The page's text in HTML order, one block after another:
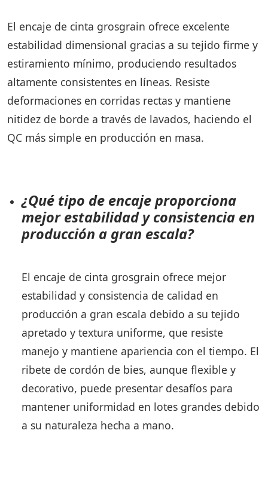
El encaje de cinta grosgrain ofrece excelente
estabilidad dimensional gracias a su tejido firme y
estiramiento mínimo, produciendo resultados
altamente consistentes en líneas. Resiste
deformaciones en corridas rectas y mantiene
nitidez de borde a través de lavados, haciendo el
QC más simple en producción en masa.
¿Qué tipo de encaje proporciona
mejor estabilidad y consistencia en
producción a gran escala?
El encaje de cinta grosgrain ofrece mejor
estabilidad y consistencia de calidad en
producción a gran escala debido a su tejido
apretado y textura uniforme, que resiste
manejo y mantiene apariencia con el tiempo. El
ribete de cordón de bies, aunque flexible y
decorativo, puede presentar desafíos para
mantener uniformidad en lotes grandes debido
a su naturaleza hecha a mano.